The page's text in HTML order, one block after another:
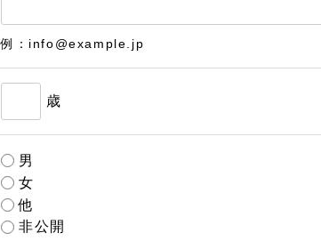
例：info@example.jp
歳
男
女
他
非公開